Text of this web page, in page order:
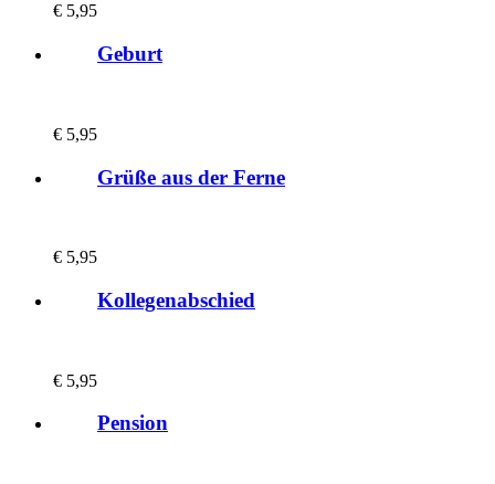
€ 5,95
Geburt
€ 5,95
Grüße aus der Ferne
€ 5,95
Kollegenabschied
€ 5,95
Pension